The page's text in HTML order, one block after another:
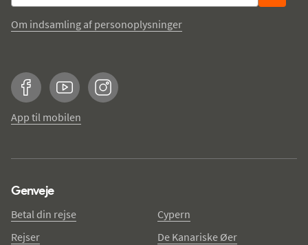
Om indsamling af personoplysninger
FacebookYouTubeInstagram
App til mobilen
Genveje
Betal din rejse
Rejser
Cypern
De Kanariske Øer